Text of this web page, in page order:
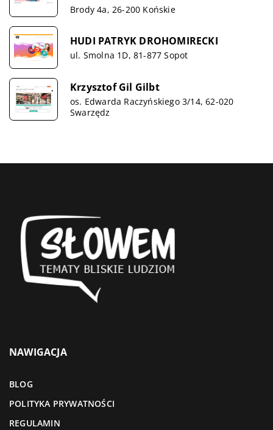
Brody 4a, 26-200 Końskie
HUDI PATRYK DROHOMIRECKI
ul. Smolna 1D, 81-877 Sopot
Krzysztof Gil Gilbt
os. Edwarda Raczyńskiego 3/14, 62-020
Swarzędz
NAWIGACJA
BLOG
POLITYKA PRYWATNOŚCI
REGULAMIN